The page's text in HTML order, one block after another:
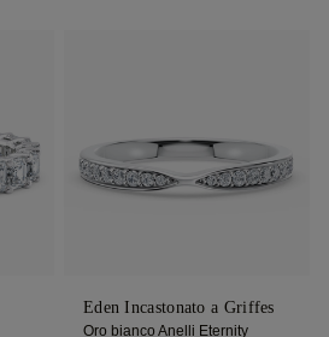
Eden Incastonato a Griffes
Oro bianco Anelli Eternity